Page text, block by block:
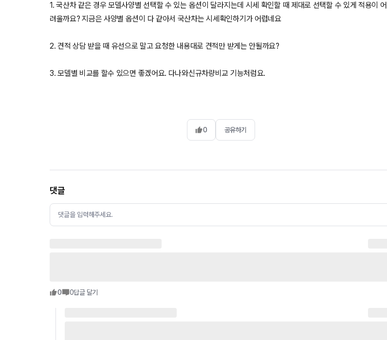
1. 국산차 같은 경우 모델사양별 선택할 수 있는 옵션이 달라지는데 시세 확인할 때 제대로 선택할 수 있게 적용이 어
려울까요? 지금은 사양별 옵션이 다 같아서 국산차는 시세확인하기가 어렵네요
2. 견적 상담 받을 때 유선으로 말고 요청한 내용대로 견적만 받게는 안될까요?
3. 모델별 비교를 할수 있으면 좋겠어요. 다나와신규차량비교 기능처럼요.
0 공유하기
댓글
댓글을 입력해주세요.
0 0답글 달기